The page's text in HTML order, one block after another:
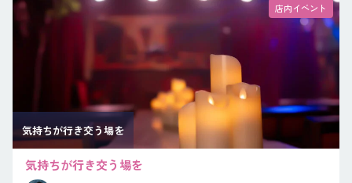
店内イベント
気持ちが行き交う場を
気持ちが行き交う場を